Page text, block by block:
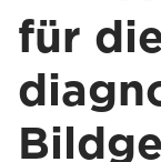
für